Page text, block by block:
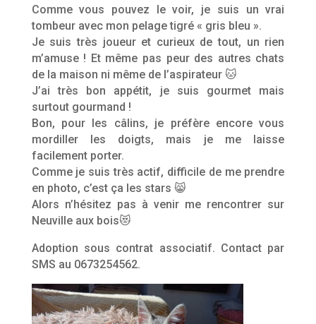
Comme vous pouvez le voir, je suis un vrai
tombeur avec mon pelage tigré « gris bleu ».
Je suis très joueur et curieux de tout, un rien
m’amuse ! Et même pas peur des autres chats
de la maison ni même de l’aspirateur 🐱
J’ai très bon appétit, je suis gourmet mais
surtout gourmand !
Bon, pour les câlins, je préfère encore vous
mordiller les doigts, mais je me laisse
facilement porter.
Comme je suis très actif, difficile de me prendre
en photo, c’est ça les stars 😸
Alors n’hésitez pas à venir me rencontrer sur
Neuville aux bois😻
Adoption sous contrat associatif. Contact par
SMS au 0673254562.